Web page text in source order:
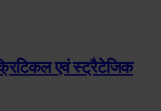
एवं स्ट्रैटेजिक